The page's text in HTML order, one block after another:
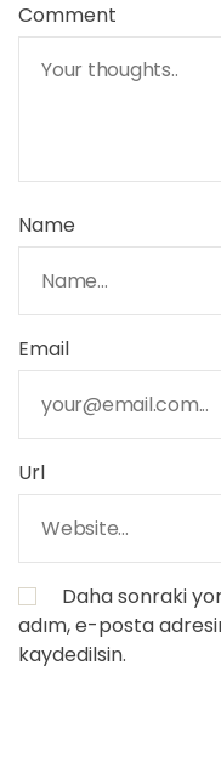
Comment
Name
Email
Url
Daha sonraki
adım, e-posta
kaydedilsin.